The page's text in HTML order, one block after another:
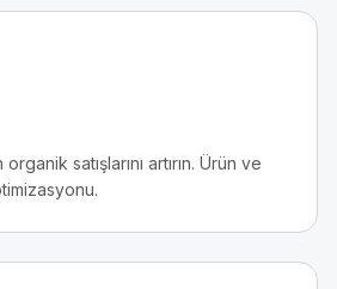
satışlarını artırın. Ürün ve